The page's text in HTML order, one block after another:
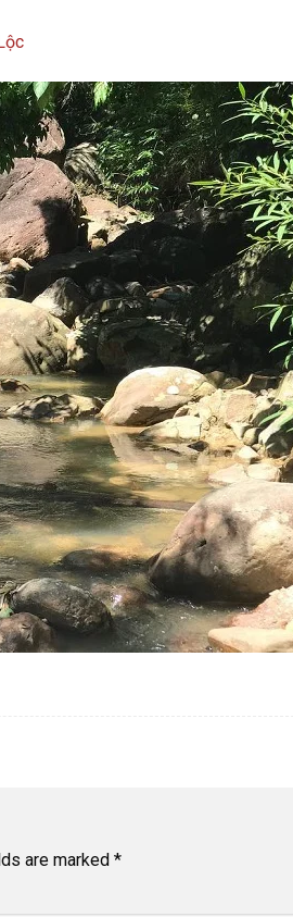
are marked *